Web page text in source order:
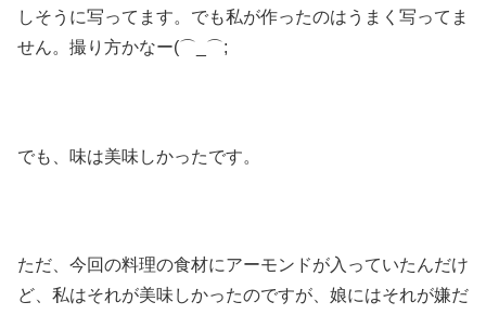
しそうに写ってます。でも私が作ったのはうまく写ってま
せん。撮り方かなー(⌒_⌒;
でも、味は美味しかったです。
ただ、今回の料理の食材にアーモンドが入っていたんだけ
ど、私はそれが美味しかったのですが、娘にはそれが嫌だ